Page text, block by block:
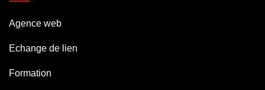
Agence web
Echange de lien
Formation